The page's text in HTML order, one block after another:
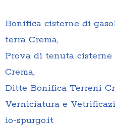
Bonifica cisterne di
terra Crema,
Prova di tenuta cisterne
Crema,
Ditte Bonifica Terreni
Verniciatura e
io-spurgo.it